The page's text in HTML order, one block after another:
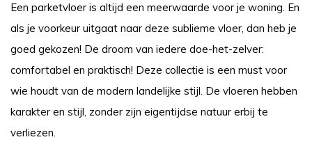
Een parketvloer is altijd een meerwaarde voor je woning. En
als je voorkeur uitgaat naar deze sublieme vloer, dan heb je
goed gekozen! De droom van iedere doe-het-zelver:
comfortabel en praktisch! Deze collectie is een must voor
wie houdt van de modern landelijke stijl. De vloeren hebben
karakter en stijl, zonder zijn eigentijdse natuur erbij te
verliezen.